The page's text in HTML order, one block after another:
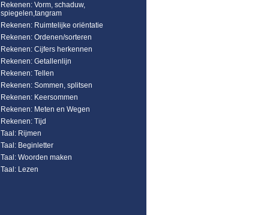
Rekenen: Vorm, schaduw,
spiegelen,tangram
Rekenen: Ruimtelijke oriëntatie
Rekenen: Ordenen/sorteren
Rekenen: Cijfers herkennen
Rekenen: Getallenlijn
Rekenen: Tellen
Rekenen: Sommen, splitsen
Rekenen: Keersommen
Rekenen: Meten en Wegen
Rekenen: Tijd
Taal: Rijmen
Taal: Beginletter
Taal: Woorden maken
Taal: Lezen